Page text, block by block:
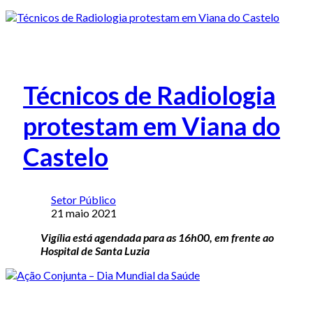
Técnicos de Radiologia
protestam em Viana do
Castelo
Setor Público
21 maio 2021
Vigília está agendada para as 16h00, em frente ao
Hospital de Santa Luzia